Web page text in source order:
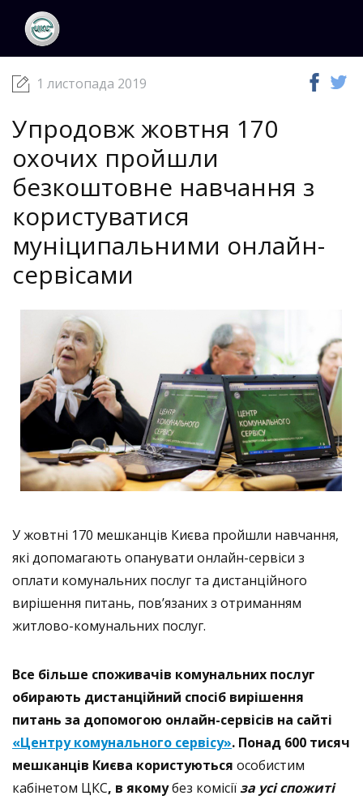
ЦКС
1 листопада 2019
Упродовж жовтня 170
охочих пройшли
безкоштовне навчання з
користуватися
муніципальними онлайн-
сервісами
У жовтні 170 мешканців Києва пройшли навчання,
які допомагають опанувати онлайн-сервіси з
оплати комунальних послуг та дистанційного
вирішення питань, пов’язаних з отриманням
житлово-комунальних послуг.
Все більше споживачів комунальних послуг
обирають дистанційний спосіб вирішення
питань за допомогою онлайн-сервісів на сайті
«Центру комунального сервісу». Понад 600 тисяч
мешканців Києва користуються особистим
кабінетом ЦКС, в якомубез комісіїза усі спожиті